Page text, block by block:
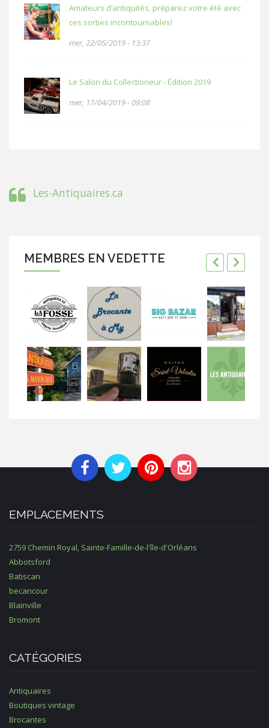
Amateurs d’antiquités, préparez votre été avec
ces sorties incontournables!
mer, 22/05/2019 - 13:37
Le Salon du Collectioneur - Édition 2019
mer, 17/04/2019 - 09:08
Les-Antiquaires.ca
MEMBRES EN VEDETTE
EMPLACEMENTS
2759 Chemin Royal, Sainte-Famille-de-l'île-d'Orléans
Abbotsford
Batiscan
becancour
Blainville
Bromont
CATÉGORIES
Antiquaires
Boutiques vintage
Brocantes